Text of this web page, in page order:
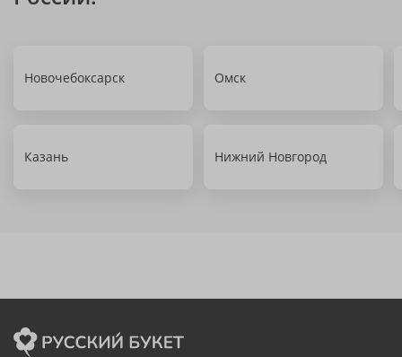
Новочебоксарск Омск
Казань Нижний Новгород